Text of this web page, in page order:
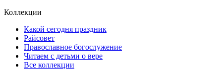
Коллекции
Какой сегодня праздник
Райсовет
Православное богослужение
Читаем с детьми о вере
Все коллекции